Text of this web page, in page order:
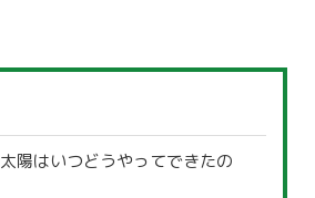
太陽はいつどうやってできたの